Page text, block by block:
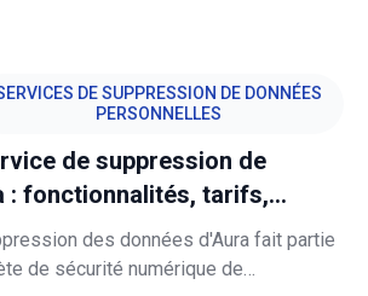
DE SUPPRESSION DE DONNÉES
PERSONNELLES
de suppression de
: fonctionnalités, tarifs,
des données d'Aura fait partie
de sécurité numérique de